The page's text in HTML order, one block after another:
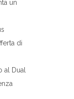
un
di
al Dual